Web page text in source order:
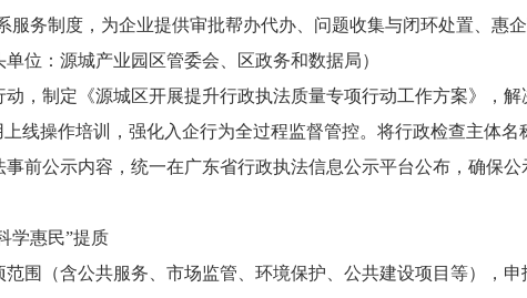
务制度，为企业提供审批帮办代办、问题收集与闭环处置、惠企
位：源城产业园区管委会、区政务和数据局）
制定《源城区开展提升行政执法质量专项行动工作方案》，解
线操作培训，强化入企行为全过程监督管控。将行政检查主体名
前公示内容，统一在广东省行政执法信息公示平台公布，确保公
学惠民”提质
（含公共服务、市场监管、环境保护、公共建设项目等），申